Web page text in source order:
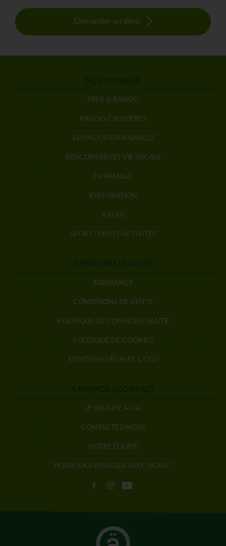
Demander un devis
TREK & RANDO
RANDO CROISIÈRES
LES INCONTOURNABLES
RENCONTRES ET VIE LOCALE
EN FAMILLE
EXPLORATION
KAYAK
SPORT / MULTI-ACTIVITÉS
ASSURANCE
CONDITIONS DE VENTE
POLITIQUE DE CONFIDENTIALITÉ
POLITIQUE DE COOKIES
MENTIONS LÉGALES & CGU
LE GROUPE ALTAÏ
CONTACTEZ-NOUS
NOTRE ÉQUIPE
POURQUOI VOYAGER AVEC NOUS ?